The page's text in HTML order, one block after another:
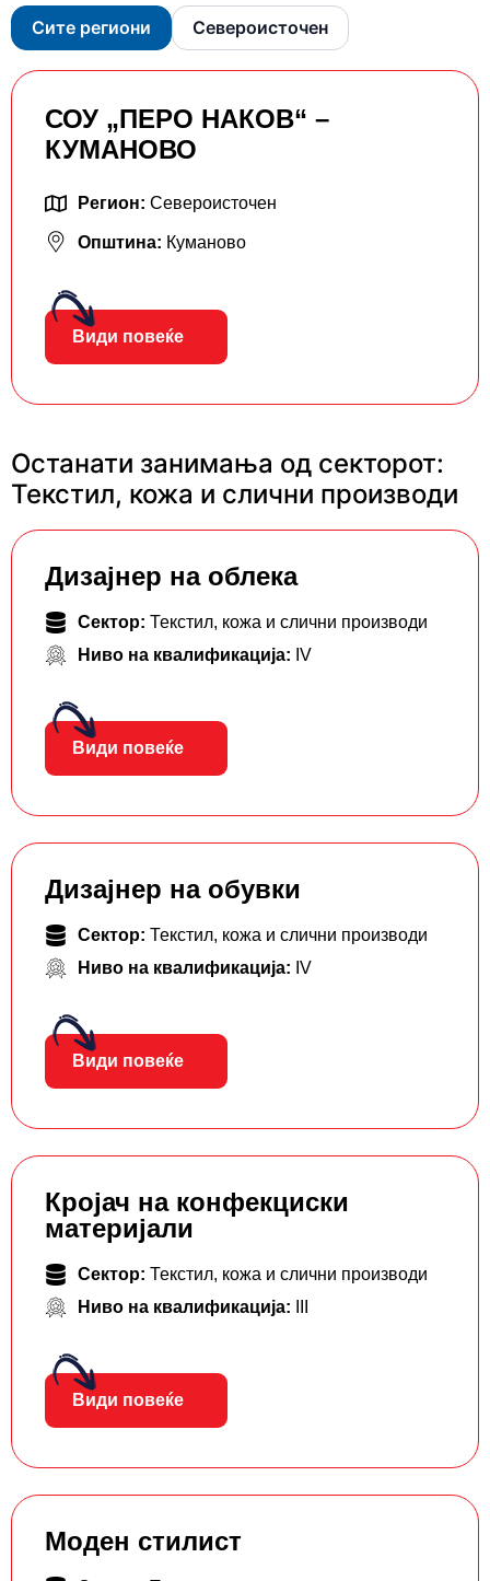
Сите региони Североисточен
СОУ „ПЕРО НАКОВ“ –
КУМАНОВО
Регион: Североисточен
Општина: Куманово
Види повеќе
Останати занимања од секторот:
Текстил, кожа и слични производи
Дизајнер на облека
Сектор: Текстил, кожа и слични производи
Ниво на квалификација: IV
Види повеќе
Дизајнер на обувки
Сектор: Текстил, кожа и слични производи
Ниво на квалификација: IV
Види повеќе
Кројач на конфекциски
материјали
Сектор: Текстил, кожа и слични производи
Ниво на квалификација:
Види повеќе
Моден стилист